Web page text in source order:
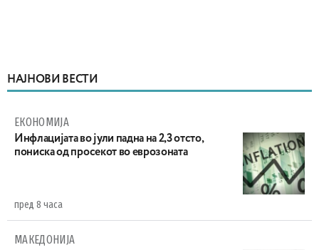
НАЈНОВИ ВЕСТИ
ЕКОНОМИЈА
Инфлацијата во јули падна на 2,3 отсто,
пониска од просекот во еврозоната
пред 8 часа
МАКЕДОНИЈА